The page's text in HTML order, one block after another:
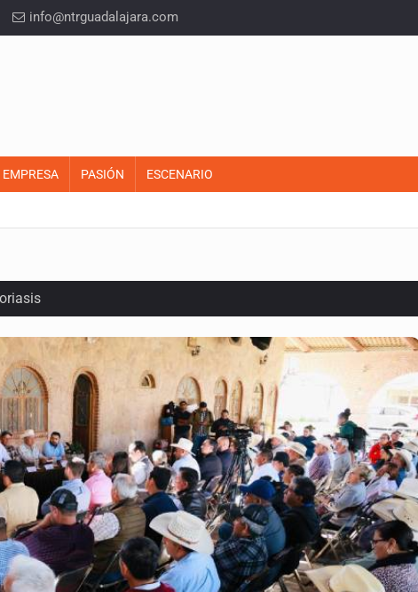
info@ntrguadalajara.com
EMPRESA PASIÓN ESCENARIO
Jalisco eliminar la adopción simple
de 32 fosas
contra el Siapa
de imputación en caso Eli Castro
Ijalvi niega tala
con Feria Corazón de Artesano
con 40 mdp